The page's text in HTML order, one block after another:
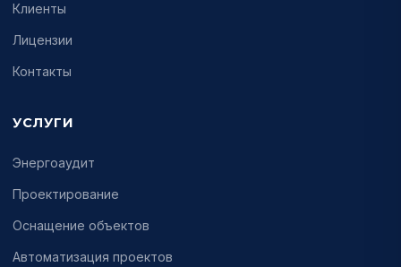
Клиенты
Лицензии
Контакты
УСЛУГИ
Энергоаудит
Проектирование
Оснащение объектов
Автоматизация проектов